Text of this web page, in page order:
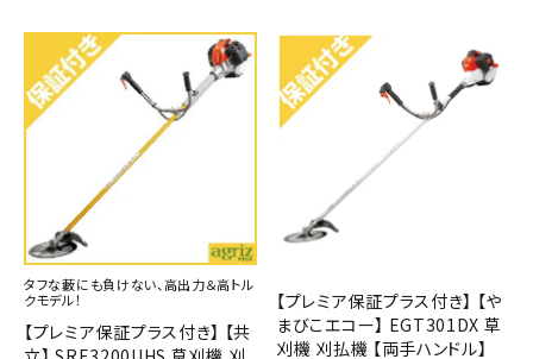
タフな藪にも負けない、高出力＆高トル
クモデル！
【プレミア保証プラス付き】 【共
【プレミア保証プラス付き】 【や
まびこエコー】 EGT301DX 草
刈機 刈払機 【両手ハンドル】